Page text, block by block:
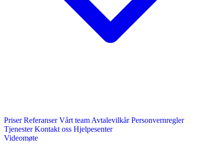
Priser Referanser Vårt team Avtalevilkår Personvernregler
Tjenester Kontakt oss Hjelpesenter
Videomøte